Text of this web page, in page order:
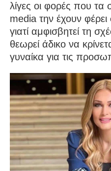
λίγες οι φορές που τα
media την έχουν
γιατί αμφισβητεί τη
θεωρεί άδικο να
γυναίκα για τις